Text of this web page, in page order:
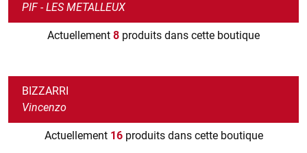
PIF - LES METALLEUX
Actuellement 8 produits dans cette boutique
BIZZARRI
Vincenzo
Actuellement 16produits dans cette boutique